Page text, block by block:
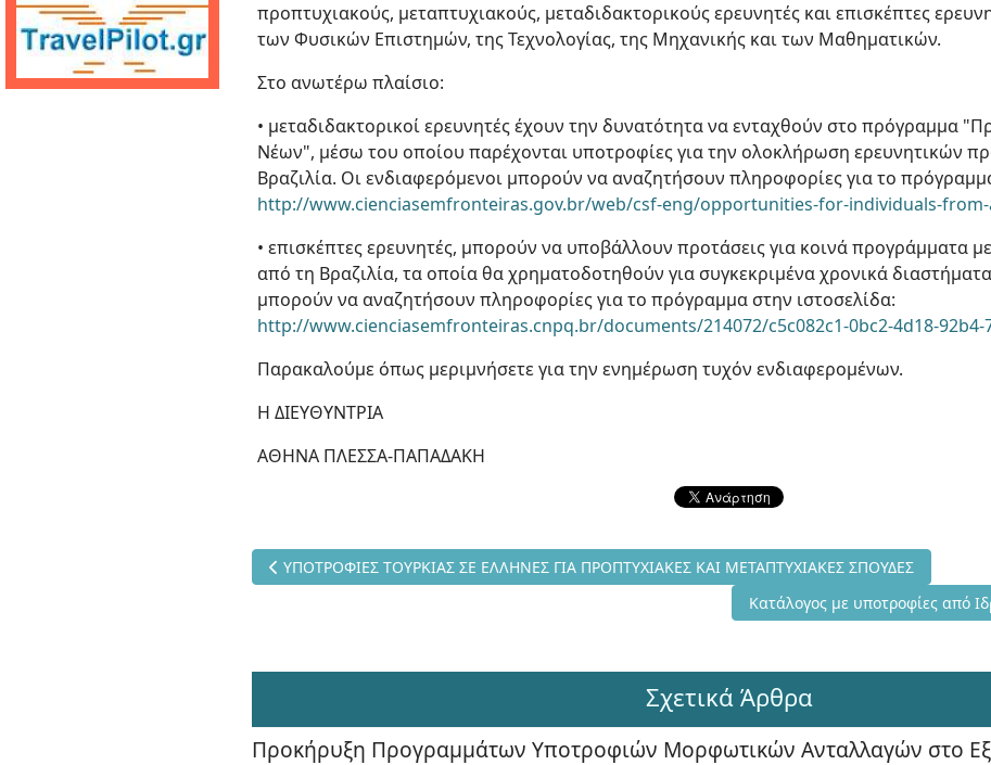
προπτυχιακούς, μεταπτυχιακούς, μεταδιδακτορικούς ερευνητές και επισκέπτες
των Φυσικών Επιστημών, της Τεχνολογίας, της Μηχανικής και των Μαθηματικών.
Στο ανωτέρω πλαίσιο:
• μεταδιδακτορικοί ερευνητές έχουν την δυνατότητα να ενταχθούν στο πρόγραμμα
Νέων", μέσω του οποίου παρέχονται υποτροφίες για την ολοκλήρωση ερευνητικών
Βραζιλία. Οι ενδιαφερόμενοι μπορούν να αναζητήσουν πληροφορίες για το
http://www.cienciasemfronteiras.gov.br/web/csf-eng/opportunities-for-individuals-
• επισκέπτες ερευνητές, μπορούν να υποβάλλουν προτάσεις για κοινά προγράμματα
από τη Βραζιλία, τα οποία θα χρηματοδοτηθούν για συγκεκριμένα χρονικά
μπορούν να αναζητήσουν πληροφορίες για το πρόγραμμα στην ιστοσελίδα:
http://www.cienciasemfronteiras.cnpq.br/documents/214072/c5c082c1-0bc2-4d18-92b4-
Παρακαλούμε όπως μεριμνήσετε για την ενημέρωση τυχόν ενδιαφερομένων.
Η ΔΙΕΥΘΥΝΤΡΙΑ
ΑΘΗΝΑ ΠΛΕΣΣΑ-ΠΑΠΑΔΑΚΗ
Προηγούμενο άρθρο: ΥΠΟΤΡΟΦΙΕΣ ΤΟΥΡΚΙΑΣ ΣΕ ΕΛΛΗΝΕΣ ΓΙΑ ΠΡΟΠΤΥΧΙΑΚΕΣ ΚΑΙ ΜΕΤΑΠΤΥΧΙΑΚΕΣ
ΥΠΟΤΡΟΦΙΕΣ ΤΟΥΡΚΙΑΣ ΣΕ ΕΛΛΗΝΕΣ ΓΙΑ ΠΡΟΠΤΥΧΙΑΚΕΣ ΚΑΙ ΜΕΤΑΠΤΥΧΙΑΚΕΣ ΣΠΟΥΔΕΣ
Επόμενο άρθρο: Κατάλογος με
Κατάλογος με υποτροφίες από
Σχετικά Άρθρα
Προκήρυξη Προγραμμάτων Υποτροφιών Μορφωτικών Ανταλλαγών στο